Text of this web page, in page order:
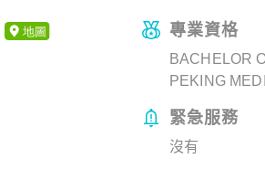
專業資格
BACHELOR
PEKING
緊急服務
沒有